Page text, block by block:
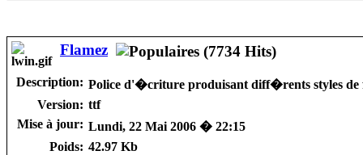
Flamez
Description: Police d'�criture produisant diff�rents styles de
Version: ttf
Mise à jour: Lundi, 22 Mai 2006 � 22:15
Poids: 42.97 Kb